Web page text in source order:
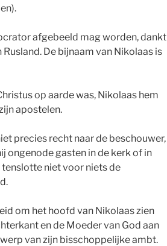
afgebeeld mag worden, dankt
De bijnaam van Nikolaas is
op aarde was, Nikolaas hem
apostelen.
precies recht naar de beschouwer,
ongenode gasten in de kerk of in
tenslotte niet voor niets de
om het hoofd van Nikolaas zien
en de Moeder van God aan
van zijn bisschoppelijke ambt.